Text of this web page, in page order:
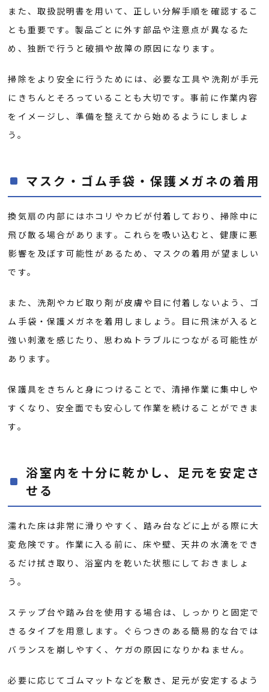
また、取扱説明書を用いて、正しい分解手順を確認するこ
とも重要です。製品ごとに外す部品や注意点が異なるた
め、独断で行うと破損や故障の原因になります。
掃除をより安全に行うためには、必要な工具や洗剤が手元
にきちんとそろっていることも大切です。事前に作業内容
をイメージし、準備を整えてから始めるようにしましょ
う。
マスク・ゴム手袋・保護メガネの着用
換気扇の内部にはホコリやカビが付着しており、掃除中に
飛び散る場合があります。これらを吸い込むと、健康に悪
影響を及ぼす可能性があるため、マスクの着用が望ましい
です。
また、洗剤やカビ取り剤が皮膚や目に付着しないよう、ゴ
ム手袋・保護メガネを着用しましょう。目に飛沫が入ると
強い刺激を感じたり、思わぬトラブルにつながる可能性が
あります。
保護具をきちんと身につけることで、清掃作業に集中しや
すくなり、安全面でも安心して作業を続けることができま
す。
浴室内を十分に乾かし、足元を安定さ
せる
濡れた床は非常に滑りやすく、踏み台などに上がる際に大
変危険です。作業に入る前に、床や壁、天井の水滴をでき
るだけ拭き取り、浴室内を乾いた状態にしておきましょ
う。
ステップ台や踏み台を使用する場合は、しっかりと固定で
きるタイプを用意します。ぐらつきのある簡易的な台では
バランスを崩しやすく、ケガの原因になりかねません。
必要に応じてゴムマットなどを敷き、足元が安定するよう